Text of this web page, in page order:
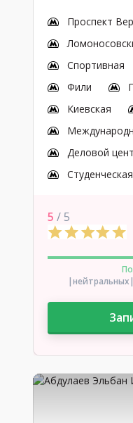
Проспект
Спортивная
Фили
Киевская
Деловой
Студенческая
5 / 5
|нейтральных|